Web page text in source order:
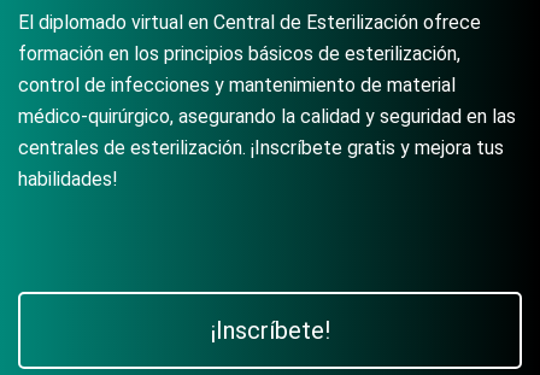
El diplomado virtual en Central de Esterilización ofrece
formación en los principios básicos de esterilización,
control de infecciones y mantenimiento de material
médico-quirúrgico, asegurando la calidad y seguridad en las
centrales de esterilización. ¡Inscríbete gratis y mejora tus
habilidades!
¡Inscríbete!